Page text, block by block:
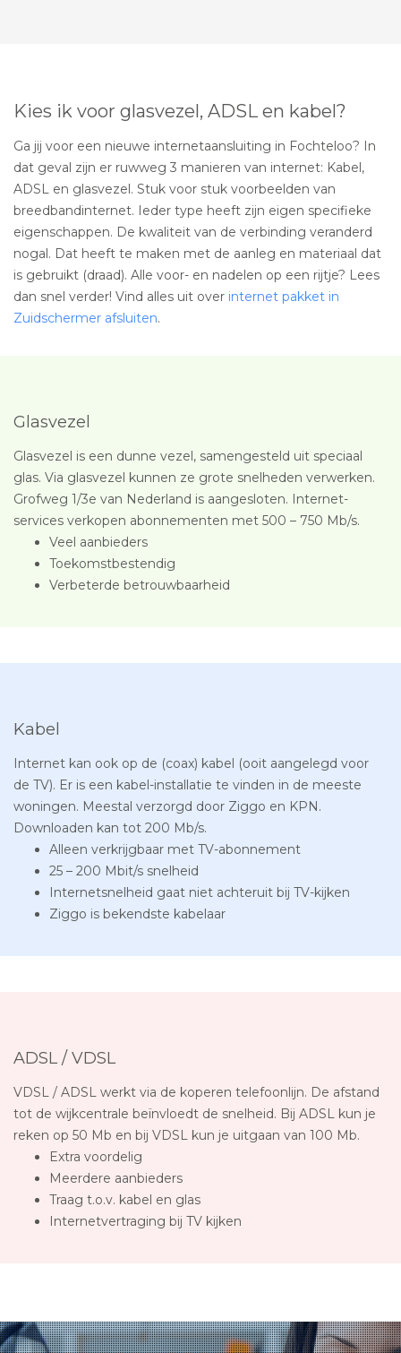
Kies ik voor glasvezel, ADSL en kabel?
Ga jij voor een nieuwe internetaansluiting in Fochteloo? In
dat geval zijn er ruwweg 3 manieren van internet: Kabel,
ADSL en glasvezel. Stuk voor stuk voorbeelden van
breedbandinternet. Ieder type heeft zijn eigen specifieke
eigenschappen. De kwaliteit van de verbinding veranderd
nogal. Dat heeft te maken met de aanleg en materiaal dat
is gebruikt (draad). Alle voor- en nadelen op een rijtje? Lees
dan snel verder! Vind alles uit over internet pakket in
Zuidschermer afsluiten.
Glasvezel
Glasvezel is een dunne vezel, samengesteld uit speciaal
glas. Via glasvezel kunnen ze grote snelheden verwerken.
Grofweg 1/3e van Nederland is aangesloten. Internet-
services verkopen abonnementen met 500 – 750 Mb/s.
Veel aanbieders
Toekomstbestendig
Verbeterde betrouwbaarheid
Kabel
Internet kan ook op de (coax) kabel (ooit aangelegd voor
de TV). Er is een kabel-installatie te vinden in de meeste
woningen. Meestal verzorgd door Ziggo en KPN.
Downloaden kan tot 200 Mb/s.
Alleen verkrijgbaar met TV-abonnement
25 – 200 Mbit/s snelheid
Internetsnelheid gaat niet achteruit bij TV-kijken
Ziggo is bekendste kabelaar
ADSL / VDSL
VDSL / ADSL werkt via de koperen telefoonlijn. De afstand
tot de wijkcentrale beïnvloedt de snelheid. Bij ADSL kun je
reken op 50 Mb en bij VDSL kun je uitgaan van 100 Mb.
Extra voordelig
Meerdere aanbieders
Traag t.o.v. kabel en glas
Internetvertraging bij TV kijken